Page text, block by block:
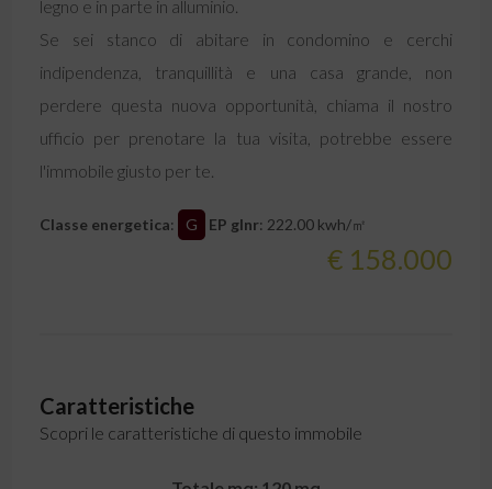
legno e in parte in alluminio.
Se sei stanco di abitare in condomino e cerchi
indipendenza, tranquillità e una casa grande, non
perdere questa nuova opportunità, chiama il nostro
ufficio per prenotare la tua visita, potrebbe essere
l'immobile giusto per te.
Classe energetica: G EP glnr: 222.00 kwh/㎡
€ 158.000
Caratteristiche
Scopri le caratteristiche di questo immobile